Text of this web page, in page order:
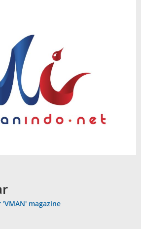
magazine